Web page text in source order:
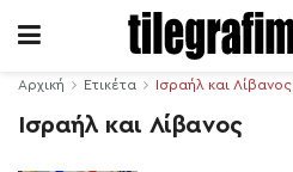
Αρχική Ετικέτα Ισραήλ και Λίβανος
Ισραήλ και Λίβανος